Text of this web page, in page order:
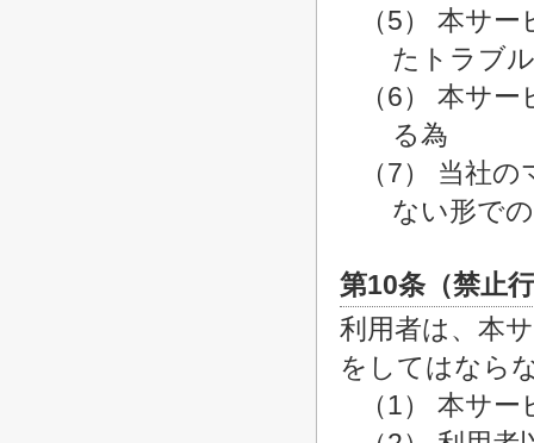
（5） 本サ
たトラブ
（6） 本サ
る為
（7） 当社
ない形で
第10条（禁止
利用者は、本
をしてはなら
（1） 本サ